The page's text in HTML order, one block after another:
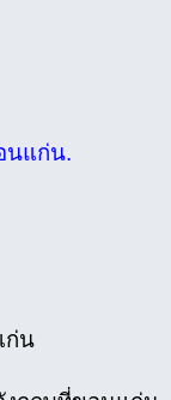
นแก่น.
ก่น